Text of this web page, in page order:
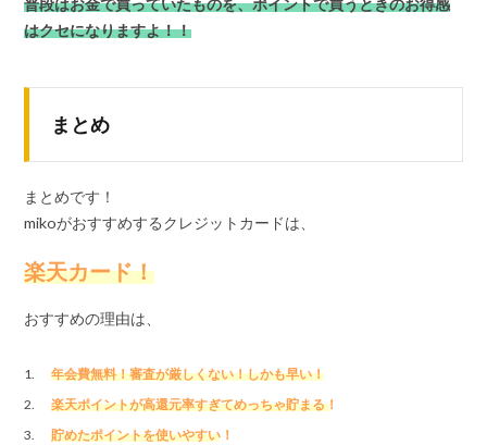
はクセになりますよ！！
まとめ
まとめです！
mikoがおすすめするクレジットカードは、
楽天カード！
おすすめの理由は、
年会費無料！審査が厳しくない！しかも早い！
楽天ポイントが高還元率すぎてめっちゃ貯まる！
貯めたポイントを使いやすい！